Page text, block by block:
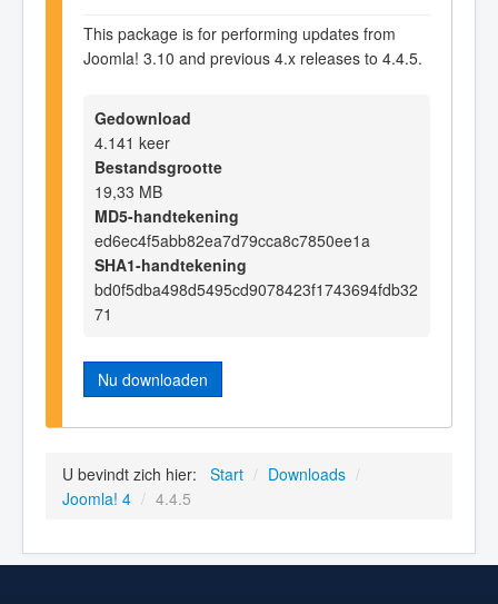
This package is for performing updates from
Joomla! 3.10 and previous 4.x releases to 4.4.5.
Gedownload
4.141 keer
Bestandsgrootte
19,33 MB
MD5-handtekening
ed6ec4f5abb82ea7d79cca8c7850ee1a
SHA1-handtekening
bd0f5dba498d5495cd9078423f1743694fdb32
71
Nu downloaden
U bevindt zich hier: Start / Downloads /
Joomla! 4 / 4.4.5